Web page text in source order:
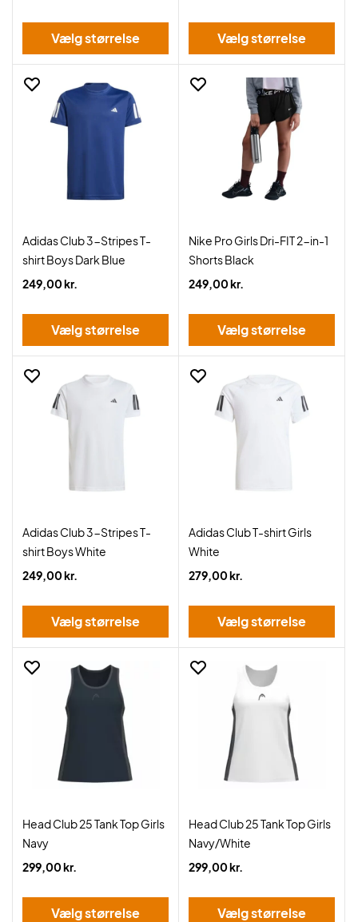
Vælg størrelse Vælg størrelse
Adidas Club 3-Stripes T-
shirt Boys Dark Blue
249,00 kr.
Vælg størrelse
Nike Pro Girls Dri-FIT 2-in-1
Shorts Black
249,00 kr.
Vælg størrelse
Adidas Club 3-Stripes T-
shirt Boys White
249,00 kr.
Vælg størrelse
Adidas Club T-shirt Girls
White
279,00 kr.
Vælg størrelse
Head Club 25 Tank Top Girls
Navy
299,00 kr.
Vælg størrelse
Head Club 25 Tank Top Girls
Navy/White
299,00 kr.
Vælg størrelse